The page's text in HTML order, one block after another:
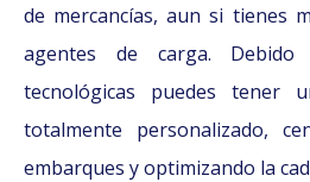
de mercancías, aun si tienes
agentes de carga.
tecnológicas puedes tener
totalmente personalizado,
embarques y optimizando la